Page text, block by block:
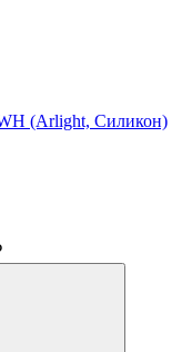
(Arlight, Силикон)